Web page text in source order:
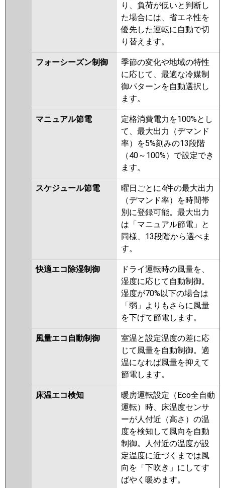
ZRMP63SELFY PLZ-
ZRMP63SEFY PLZ-
ZRMP63SELFGY PLZ-
ZRMP63SEFGY PLZ-
ZRMP63SELFV PLZ-
ZRMP63SEFV PLZ-
ZRMP63SELFGV PLZ-
ZRMP63SEFGV
PLZ-
ZRMP63SEFR PLZ-
ZRMP63SELFR PLZ-
ZRMP63SELFGR PLZ-
ZRMP63SEFGR
RCI-GP63RGHJ8 RCI-GP63RGHJ7
RCI-GP63RGHJ6
RCI-GP63RGHJ4 RCI-GP63RGHJ3
RCI-AP63GHJ6 RCI-GP63RGHJ2
RCI-AP63GHJ5 RCI-GP63RGHJ1
FDTZ636HK6S FDTZ636HK6S-
FDTZ636HK6S-rak
FDTZ636HK6S-osj
FDTZ635HKA5SA-rak
FDTZ635HKA5SA-airf
FDTZ635HKA5SA
FDTZ635HKA5SA-osj
FDTZ635HK5SA-osj
FDTZ635HK5SA-rak
FDTZ635HK5SA-airf
FDTZ635HK5SA FDTZ635HK5S-
FDTZ635HK5S-airf
FDTZ635HK5S-rak
FDTZ635HK5S-rakuri-na
FDTZ635HK5S-airflex
FDTZ635HK5S
PA-P63U7SGNBX PA-P63U7SGB
PA-P63U7SGNB
PA-P63U7SGN
PA-P63U7SG PA-P63U6SGB PA-
P63U6SGNB PA-P63U6SG PA-
P63U6SGN
り、負荷が低いと判断し
た場合には、省エネ性を
優先した運転に自動で切
り替えます。
フォーシーズン制御
季節の変化や地域の特性
に応じて、最適な冷媒制
御パターンを自動選択し
ます。
マニュアル節電
定格消費電力を100%とし
て、最大出力（デマンド
率）を5%刻みの13段階
（40～100%）で設定でき
ます。
スケジュール節電
曜日ごとに4件の最大出力
（デマンド率）を時間帯
別に登録可能。最大出力
は「マニュアル節電」と
同様、13段階から選べま
す。
快適エコ除湿制御
ドライ運転時の風量を、
湿度に応じて自動制御。
湿度が70%以下の場合は
「弱」よりもさらに風量
を下げて節電します。
風量エコ自動制御
室温と設定温度の差に応
じて風量を自動制御。適
温になれば風量を抑えて
節電します。
床温エコ検知
暖房運転設定（Eco全自動
運転）時、床温度センサ
ーが人付近（高さ）の温
度を検知して風向を自動
制御。人付近の温度が設
定温度に近づくまでは風
向を「下吹き」にしてす
ばやく暖めます。